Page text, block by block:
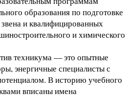
образования по подготовке
и квалифицированных
и химического
техникума — это опытные
энергичные специалисты с
В историю учебного
вписаны имена